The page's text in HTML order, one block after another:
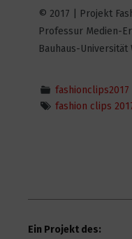
7
Plastic
4
© 2017 | Projekt
Professur Medien-
Bauhaus-Universität
fashionclips2017
fashion clips
Ein Projekt des: